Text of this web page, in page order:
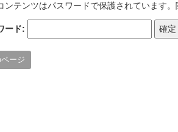
ンテンツはパスワードで保護されています
ード:
ージ